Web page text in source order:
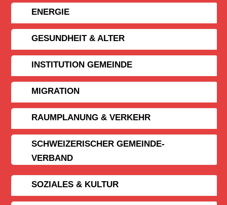
ENERGIE
GESUNDHEIT & ALTER
INSTITUTION GEMEINDE
MIGRATION
RAUMPLANUNG & VERKEHR
SCHWEIZERISCHER GEMEINDE­
VERBAND
SOZIALES & KULTUR